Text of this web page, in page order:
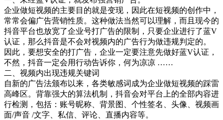
企业做短视频的主要目的就是变现，因此在短视频的创作中，
常常会偏广告营销性质。这种做法当然可以理解，而且现今的
抖音平台也放宽了企业号打广告的限制，只要企业进行了蓝V
认证，那么抖音是不会对视频内的广告行为做违规判定的。
因此，要想安全的打广告，企业一定要注意先做好蓝V认证，
不然，抖音一定会用行动告诉你，何为凉凉 ……
二、视频内出现违规关键词
自新的广告法颁布以来，各类敏感词成为企业做短视频的踩雷
高峰区。背靠强大的算法机制，抖音会对平台上的全部内容进
行检测，包括：账号昵称、背景图、个性签名、头像、视频画
面/声音 /文字、私信、评论、直播内容等。